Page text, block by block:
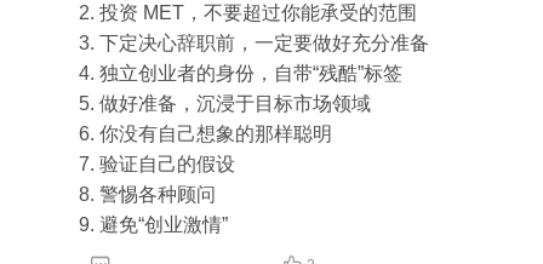
2. 投资 MET，不要超过你能承受的范围
3. 下定决心辞职前，一定要做好充分准备
4. 独立创业者的身份，自带“残酷”标签
5. 做好准备，沉浸于目标市场领域
6. 你没有自己想象的那样聪明
7. 验证自己的假设
8. 警惕各种顾问
9. 避免“创业激情”